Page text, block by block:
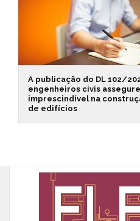
A publicação do DL 102/
engenheiros civis
imprescindível na
de edifícios